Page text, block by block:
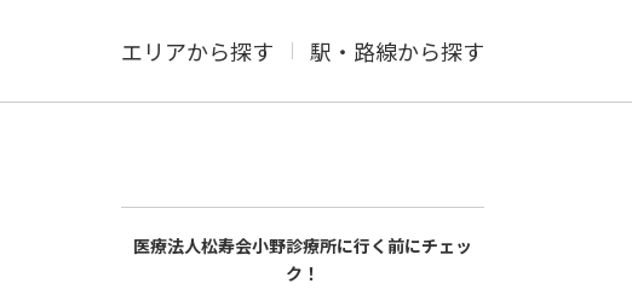
エリアから探す 駅・路線から探す
医療法人松寿会小野診療所に行く前にチェッ
ク！